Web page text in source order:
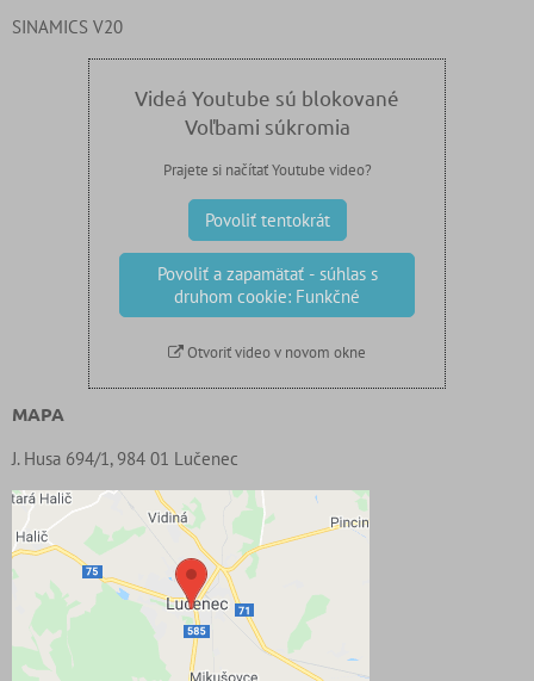
SINAMICS V20
Videá Youtube sú blokované
Voľbami súkromia
Prajete si načítať Youtube video?
Povoliť tentokrát
Povoliť a zapamätať - súhlas s
druhom cookie: Funkčné
Otvoriť video v novom okne
MAPA
J. Husa 694/1, 984 01 Lučenec